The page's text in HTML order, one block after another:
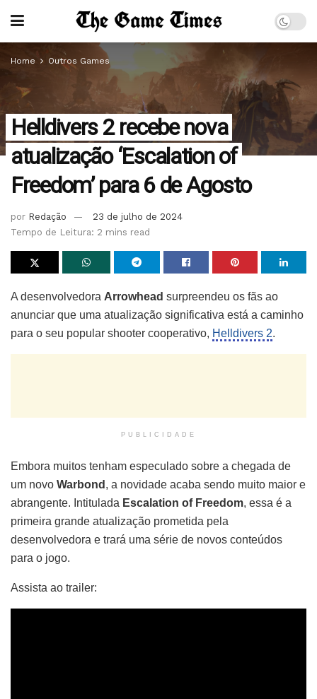
Home Outros Games
Helldivers 2 recebe nova
atualização ‘Escalation of
Freedom’ para 6 de Agosto
por Redação
23 de julho de 2024
Tempo de Leitura: 2 mins read
A desenvolvedora Arrowhead surpreendeu os fãs ao
anunciar que uma atualização significativa está a caminho
para o seu popular shooter cooperativo, Helldivers 2.
PUBLICIDADE
Embora muitos tenham especulado sobre a chegada de
um novo Warbond , a novidade acaba sendo muito maior e
abrangente. Intitulada Escalation of Freedom, essa é a
primeira grande atualização prometida pela
desenvolvedora e trará uma série de novos conteúdos
para o jogo.
Assista ao trailer: